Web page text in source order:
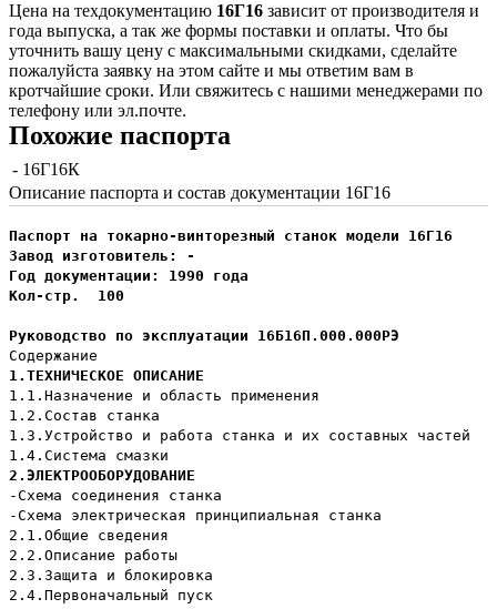
Цена на техдокументацию 16Г16 зависит от производителя и
года выпуска, а так же формы поставки и оплаты. Что бы
уточнить вашу цену с максимальными скидками, сделайте
пожалуйста заявку на этом сайте и мы ответим вам в
кротчайшие сроки. Или свяжитесь с нашими менеджерами по
телефону или эл.почте.
Похожие паспорта
- 16Г16К
Описание паспорта и состав документации 16Г16
Паспорт на токарно-винторезный станок модели 16Г16
Завод изготовитель: -
Год документации: 1990 года
Кол-стр. 100
Руководство по эксплуатации 16Б16П.000.000РЭ
Содержание
1.ТЕХНИЧЕСКОЕ ОПИСАНИЕ
1.1.Назначение и область применения
1.2.Состав станка
1.3.Устройство и работа станка и их составных частей
1.4.Система смазки
2.ЭЛЕКТРООБОРУДОВАНИЕ
-Схема соединения станка
-Схема электрическая принципиальная станка
2.1.Общие сведения
2.2.Описание работы
2.3.Защита и блокировка
2.4.Первоначальный пуск